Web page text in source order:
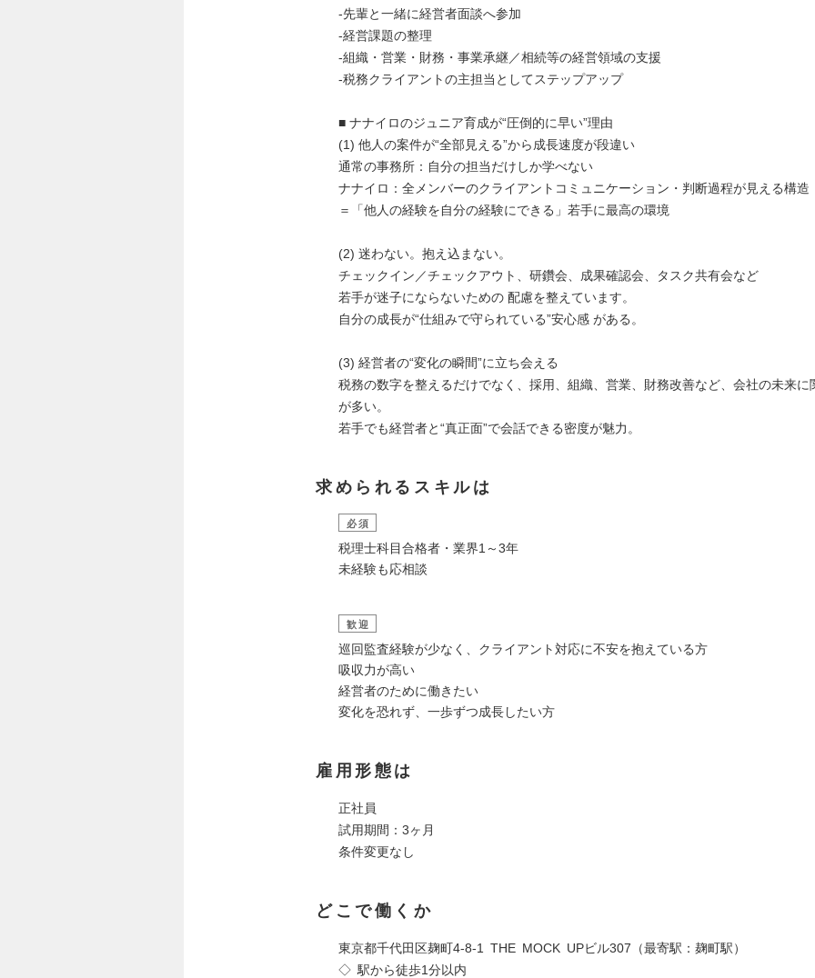
-先輩と一緒に経営者面談へ参加
-経営課題の整理
-組織・営業・財務・事業承継／相続等の経営領域の支援
-税務クライアントの主担当としてステップアップ
■ ナナイロのジュニア育成が“圧倒的に早い”理由
(1) 他人の案件が“全部見える”から成長速度が段違い
通常の事務所：自分の担当だけしか学べない
ナナイロ：全メンバーのクライアントコミュニケーション・判断過程が見える構造
＝「他人の経験を自分の経験にできる」若手に最高の環境
(2) 迷わない。抱え込まない。
チェックイン／チェックアウト、研鑽会、成果確認会、タスク共有会など
若手が迷子にならないための 配慮を整えています。
自分の成長が“仕組みで守られている”安心感 がある。
(3) 経営者の“変化の瞬間”に立ち会える
税務の数字を整えるだけでなく、採用、組織、営業、財務改善など、会社の未来に
が多い。
若手でも経営者と“真正面”で会話できる密度が魅力。
求められるスキルは
必須
税理士科目合格者・業界1～3年
未経験も応相談
歓迎
巡回監査経験が少なく、クライアント対応に不安を抱えている方
吸収力が高い
経営者のために働きたい
変化を恐れず、一歩ずつ成長したい方
雇用形態は
正社員
試用期間：3ヶ月
条件変更なし
どこで働くか
東京都千代田区麹町4-8-1 THE MOCK UPビル307（最寄駅：麹町駅）
◇ 駅から徒歩1分以内